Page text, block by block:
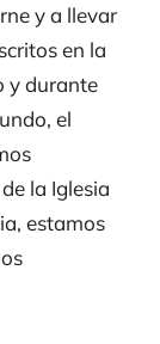
y a llevar
en la
y durante
el
la Iglesia
estamos